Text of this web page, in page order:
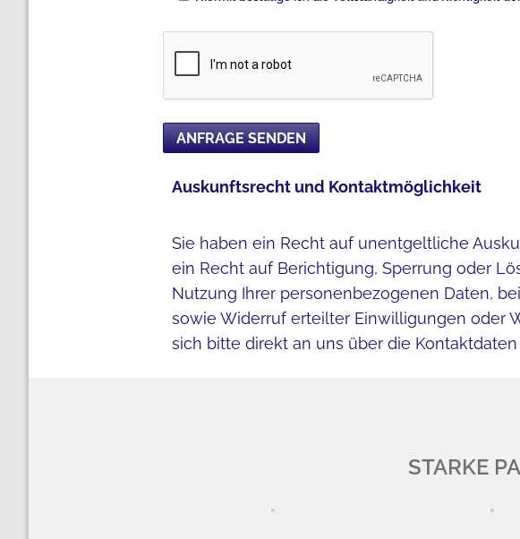
Auskunftsrecht und Kontaktmöglichkeit
Sie haben ein Recht auf unentgeltliche
ein Recht auf Berichtigung, Sperrung oder
Nutzung Ihrer personenbezogenen Daten,
sowie Widerruf erteilter Einwilligungen oder
sich bitte direkt an uns über die
STARKE